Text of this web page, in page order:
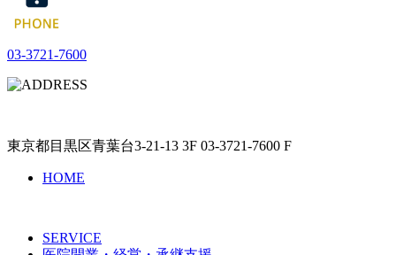
03-3721-7600
東京都目黒区青葉台3-21-13 3F 03-3721-7600 F
HOME
SERVICE